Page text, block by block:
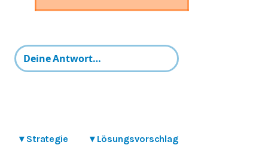
▾ Strategie ▾ Lösungsvorschlag